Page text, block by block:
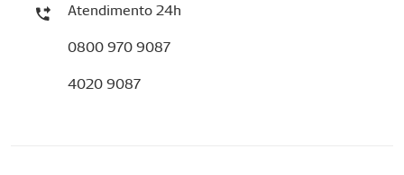
Atendimento 24h
0800 970 9087
4020 9087